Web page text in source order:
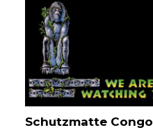
Schutzmatte Congo